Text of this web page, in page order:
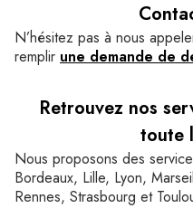
N’hésitez pas à nous
remplir une demande de
Retrouvez nos
toute
Nous proposons des
Bordeaux, Lille, Lyon,
Rennes, Strasbourg et